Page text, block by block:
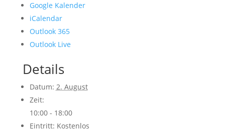
Google Kalender
iCalendar
Outlook 365
Outlook Live
Details
Datum: 2. August
Zeit:
10:00 - 18:00
Eintritt: Kostenlos